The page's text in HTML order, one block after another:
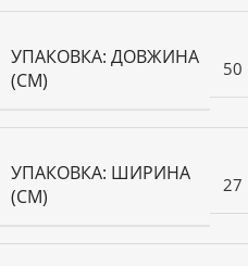
УПАКОВКА: ДОВЖИНА
(СМ)
50
УПАКОВКА: ШИРИНА
(СМ)
27